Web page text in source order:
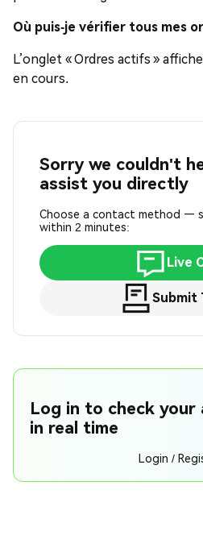
Où puis-je vérifier tous mes
L’onglet « Ordres actifs »
en cours.
Sorry we couldn't
assist you directly
Choose a contact method —
within 2 minutes:
Live
Submit
Log in to check
in real time
Login /